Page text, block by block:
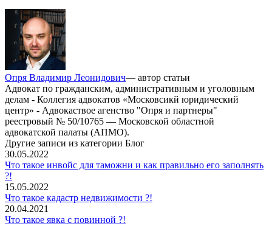
Опря Владимир Леонидович— автор статьи
Адвокат по гражданским, административным и уголовным
делам - Коллегия адвокатов «Московсикй юридический
центр» - Адвокаствое агенство "Опря и партнеры"
реестровый № 50/10765 — Московской областной
адвокатской палаты (АПМО).
Другие записи из категории Блог
30.05.2022
Что такое инвойс для таможни и как правильно его заполнять
?!
15.05.2022
Что такое кадастр недвижимости ?!
20.04.2021
Что такое явка с повинной ?!